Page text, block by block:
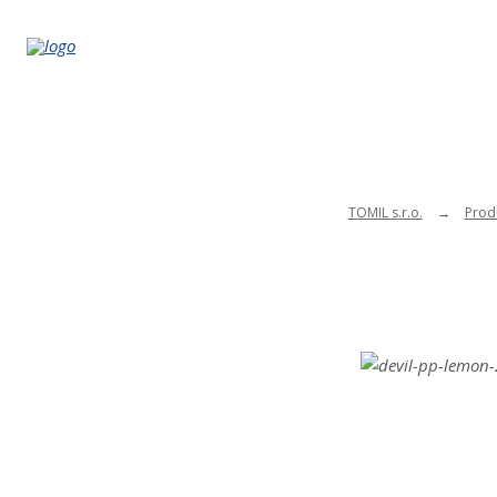
TOMIL s.r.o.